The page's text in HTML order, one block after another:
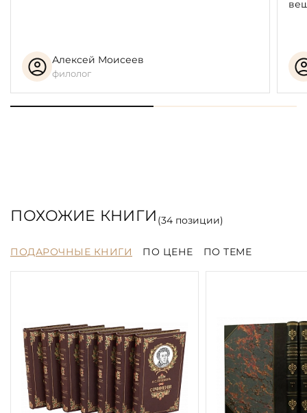
Алексей Моисеев
филолог
ПОХОЖИЕ КНИГИ (34позиции)
ПОДАРОЧНЫЕ КНИГИ ПО ЦЕНЕ ПО ТЕМЕ